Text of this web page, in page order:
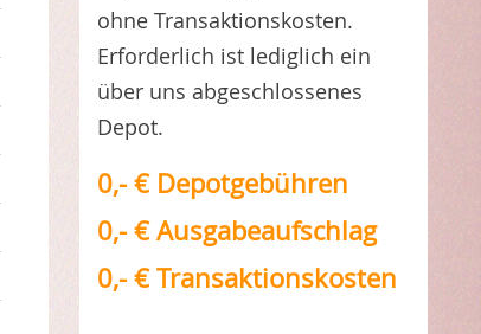
ohne Transaktionskosten.
Erforderlich ist lediglich ein
über uns abgeschlossenes
Depot.
0,- € Depotgebühren
0,- € Ausgabeaufschlag
0,- € Transaktionskosten